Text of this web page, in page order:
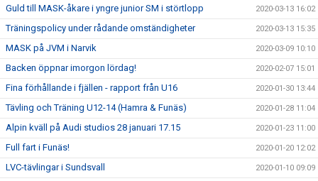
Guld till MASK-åkare i yngre junior SM i störtlopp 2020-03-13 16:02
Träningspolicy under rådande omständigheter 2020-03-13 15:35
MASK på JVM i Narvik 2020-03-09 10:10
Backen öppnar imorgon lördag! 2020-02-07 15:01
Fina förhållande i fjällen - rapport från U16 2020-01-30 13:44
Tävling och Träning U12-14 (Hamra & Funäs) 2020-01-28 11:04
Alpin kväll på Audi studios 28 januari 17.15 2020-01-23 11:00
Full fart i Funäs! 2020-01-20 12:02
LVC-tävlingar i Sundsvall 2020-01-10 09:09